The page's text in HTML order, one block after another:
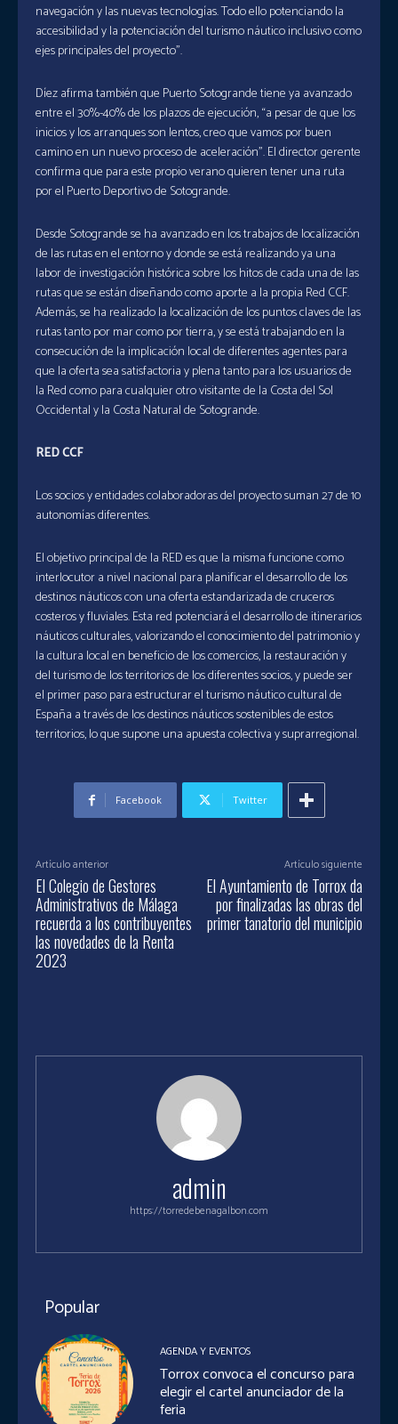
navegación y las nuevas tecnologías. Todo ello potenciando la
accesibilidad y la potenciación del turismo náutico inclusivo como
ejes principales del proyecto”.
Díez afirma también que Puerto Sotogrande tiene ya avanzado
entre el 30%-40% de los plazos de ejecución, “a pesar de que los
inicios y los arranques son lentos, creo que vamos por buen
camino en un nuevo proceso de aceleración”. El director gerente
confirma que para este propio verano quieren tener una ruta
por el Puerto Deportivo de Sotogrande.
Desde Sotogrande se ha avanzado en los trabajos de localización
de las rutas en el entorno y donde se está realizando ya una
labor de investigación histórica sobre los hitos de cada una de las
rutas que se están diseñando como aporte a la propia Red CCF.
Además, se ha realizado la localización de los puntos claves de las
rutas tanto por mar como por tierra, y se está trabajando en la
consecución de la implicación local de diferentes agentes para
que la oferta sea satisfactoria y plena tanto para los usuarios de
la Red como para cualquier otro visitante de la Costa del Sol
Occidental y la Costa Natural de Sotogrande.
RED CCF
Los socios y entidades colaboradoras del proyecto suman 27 de 10
autonomías diferentes.
El objetivo principal de la RED es que la misma funcione como
interlocutor a nivel nacional para planificar el desarrollo de los
destinos náuticos con una oferta estandarizada de cruceros
costeros y fluviales. Esta red potenciará el desarrollo de itinerarios
náuticos culturales, valorizando el conocimiento del patrimonio y
la cultura local en beneficio de los comercios, la restauración y
del turismo de los territorios de los diferentes socios, y puede ser
el primer paso para estructurar el turismo náutico cultural de
España a través de los destinos náuticos sostenibles de estos
territorios, lo que supone una apuesta colectiva y suprarregional.
Facebook Twitter
Artículo anterior
El Colegio de Gestores
Administrativos de Málaga
recuerda a los contribuyentes
las novedades de la Renta
2023
Artículo siguiente
El Ayuntamiento de Torrox da
por finalizadas las obras del
primer tanatorio del municipio
admin
https://torredebenagalbon.com
Popular
AGENDA Y EVENTOS
Torrox convoca el concurso para
elegir el cartel anunciador de la
feria